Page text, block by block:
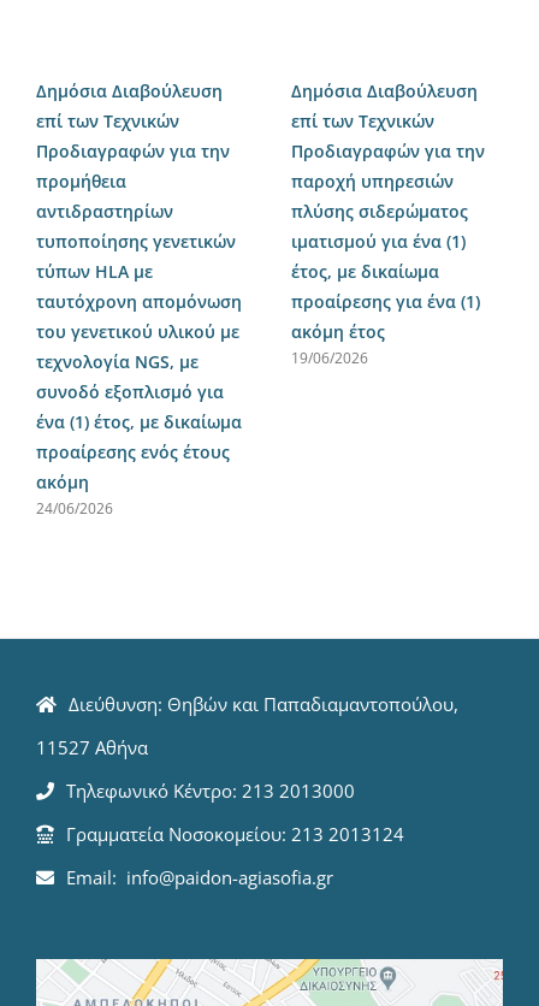
Δημόσια Διαβούλευση
επί των Τεχνικών
Προδιαγραφών για την
προμήθεια
αντιδραστηρίων
τυποποίησης γενετικών
τύπων HLA με
ταυτόχρονη απομόνωση
του γενετικού υλικού με
τεχνολογία NGS, με
συνοδό εξοπλισμό για
ένα (1) έτος, με δικαίωμα
προαίρεσης ενός έτους
ακόμη
24/06/2026
Δημόσια Διαβούλευση
επί των Τεχνικών
Προδιαγραφών για την
παροχή υπηρεσιών
πλύσης σιδερώματος
ιματισμού για ένα (1)
έτος, με δικαίωμα
προαίρεσης για ένα (1)
ακόμη έτος
19/06/2026
Διεύθυνση: Θηβών και Παπαδιαμαντοπούλου,
11527 Αθήνα
Τηλεφωνικό Κέντρο: 213 2013000
Γραμματεία Νοσοκομείου: 213 2013124
Email: info@paidon-agiasofia.gr